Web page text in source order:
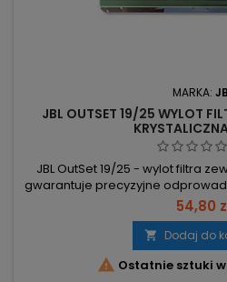
MARKA:
JBL OUTSET 19/25 WYLOT
JBL OutSet 19/25 - wylot filtra
gwarantuje precyzyjne
strat CO2. Prosta instalacja i
wężach. Średnica węża 19/25
wężem 19/25 mm, w tym JBL
mm – prostokątna rurka kątowa
54,80
 Dodaj do
 Ostatnie sztuki